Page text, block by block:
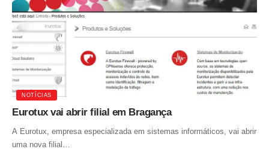
NOTÍCIAS
Eurotux vai abrir filial em Bragança
A Eurotux, empresa especializada em sistemas informáticos, vai abrir
uma nova filial…